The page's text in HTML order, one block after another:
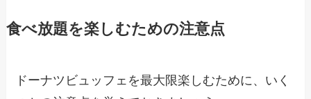
食べ放題を楽しむための注意点
ドーナツビュッフェを最大限楽しむために、いく